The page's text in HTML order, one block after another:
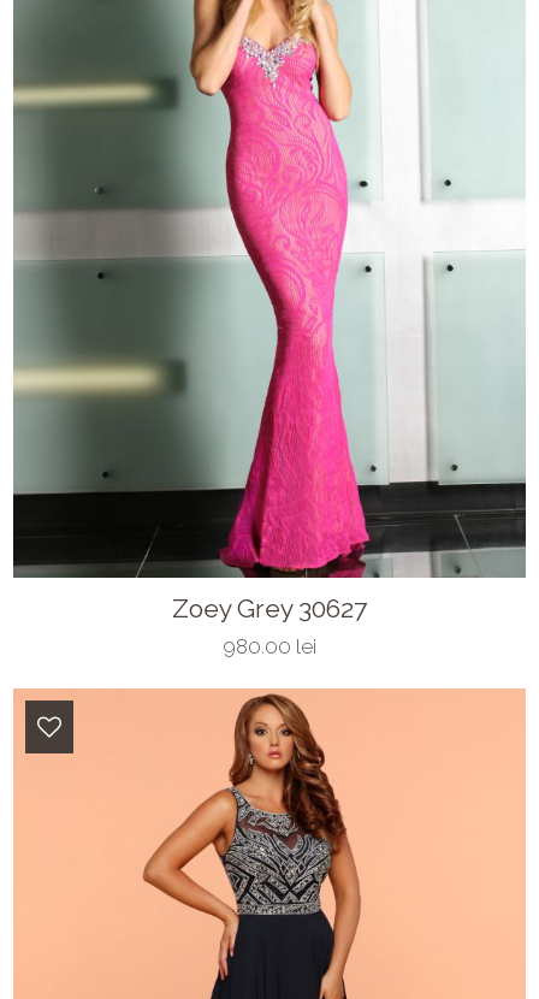
Zoey Grey 30627
980.00 lei